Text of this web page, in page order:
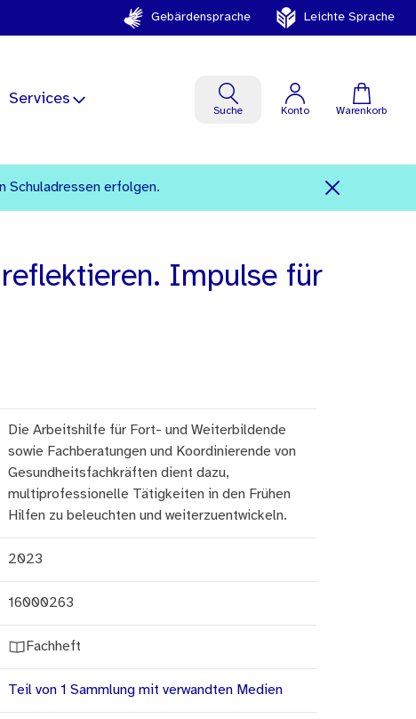
Gebärdensprache Leichte Sprache
Services
Suche Konto Warenkorb
Schuladressen erfolgen.
Impulse für
Die Arbeitshilfe für Fort- und Weiterbildende
sowie Fachberatungen und Koordinierende von
Gesundheitsfachkräften dient dazu,
multiprofessionelle Tätigkeiten in den Frühen
Hilfen zu beleuchten und weiterzuentwickeln.
2023
16000263
Fachheft
Teil von 1 Sammlung mit verwandten Medien